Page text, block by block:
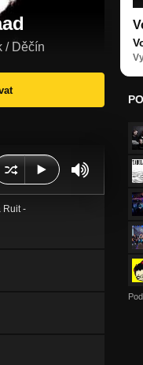
/ Děčín
Ruit -